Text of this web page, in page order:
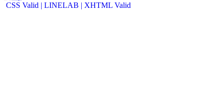
CSS Valid | LINELAB | XHTML Valid